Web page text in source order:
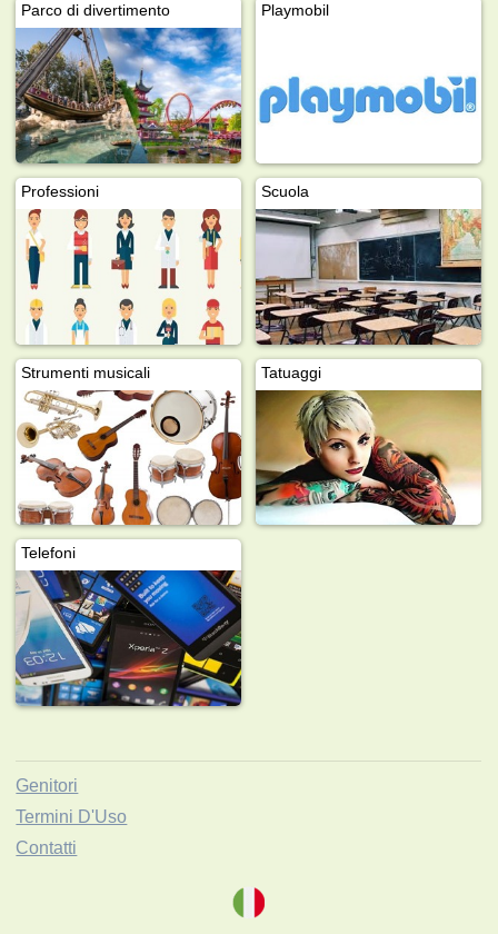
Parco di divertimento Playmobil
Professioni Scuola
Strumenti musicali Tatuaggi
Telefoni
Genitori
Termini D'Uso
Contatti